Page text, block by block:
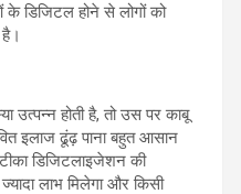
के डिजिटल होने से लोगों को
उत्‍पन्‍न होती है, तो उस पर काबू
इलाज ढूंढ़ पाना बहुत आसान
डिजिटलाइजेशन की
लाभ मिलेगा और किसी